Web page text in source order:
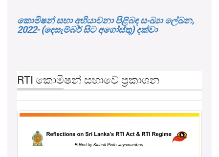
කොමිෂන් සභා අභියාචනා පිළිබඳ සංඛ්‍යා ලේඛන,
2022- (දෙසැම්බර් සිට අගෝස්තු) දක්වා
RTI කොමිෂන් සභාවේ ප්‍රකාශන